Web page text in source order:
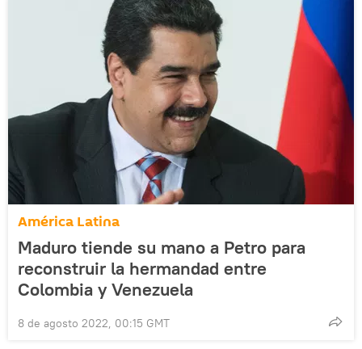
América Latina
Maduro tiende su mano a Petro para
reconstruir la hermandad entre
Colombia y Venezuela
8 de agosto 2022, 00:15 GMT